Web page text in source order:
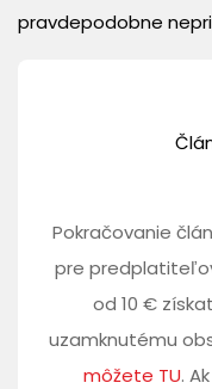
pravdepodobne
Pokračovanie
pre
od 10 €
uzamknutému
môžete TU.